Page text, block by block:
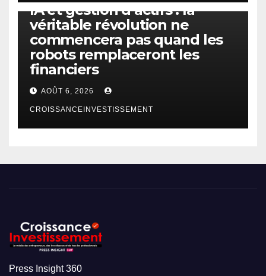
IA et gestion d’actifs : la
véritable révolution ne
commencera pas quand les
robots remplaceront les
financiers
AOÛT 6, 2026
CROISSANCEINVESTISSEMENT
Press Insight 360